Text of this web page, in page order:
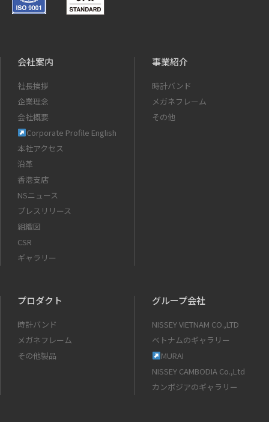
会社案内
社長挨拶
企業理念
会社概要
Corporate Profile English
本社アクセス
沿革
香港支店
NSニュース
プレスリリース
組織図
CSR
ギャラリー
事業紹介
時計バンド
メガネフレーム
その他
プロダクト
時計バンド
メガネフレーム
その他製品
グループ会社
NISSEY VIETNAM CO.,LTD
ベトナムのギャラリー
MURAI
NISSEY CAMBODIA Co.,Ltd
カンボジアのギャラリー